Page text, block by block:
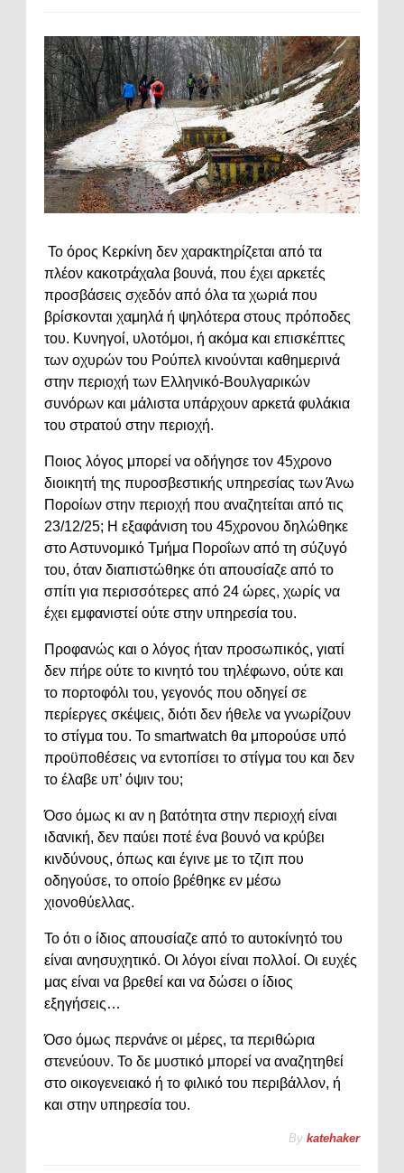
Το όρος Κερκίνη δεν χαρακτηρίζεται από τα
πλέον κακοτράχαλα βουνά, που έχει αρκετές
προσβάσεις σχεδόν από όλα τα χωριά που
βρίσκονται χαμηλά ή ψηλότερα στους πρόποδες
του. Κυνηγοί, υλοτόμοι, ή ακόμα και επισκέπτες
των οχυρών του Ρούπελ κινούνται καθημερινά
στην περιοχή των Ελληνικό-Βουλγαρικών
συνόρων και μάλιστα υπάρχουν αρκετά φυλάκια
του στρατού στην περιοχή.
Ποιος λόγος μπορεί να οδήγησε τον 45χρονο
διοικητή της πυροσβεστικής υπηρεσίας των Άνω
Ποροίων στην περιοχή που αναζητείται από τις
23/12/25; Η εξαφάνιση του 45χρονου δηλώθηκε
στο Αστυνομικό Τμήμα Ποροΐων από τη σύζυγό
του, όταν διαπιστώθηκε ότι απουσίαζε από το
σπίτι για περισσότερες από 24 ώρες, χωρίς να
έχει εμφανιστεί ούτε στην υπηρεσία του.
Προφανώς και ο λόγος ήταν προσωπικός, γιατί
δεν πήρε ούτε το κινητό του τηλέφωνο, ούτε και
το πορτοφόλι του, γεγονός που οδηγεί σε
περίεργες σκέψεις, διότι δεν ήθελε να γνωρίζουν
το στίγμα του. Το smartwatch θα μπορούσε υπό
προϋποθέσεις να εντοπίσει το στίγμα του και δεν
το έλαβε υπ’ όψιν του;
Όσο όμως κι αν η βατότητα στην περιοχή είναι
ιδανική, δεν παύει ποτέ ένα βουνό να κρύβει
κινδύνους, όπως και έγινε με το τζιπ που
οδηγούσε, το οποίο βρέθηκε εν μέσω
χιονοθύελλας.
Το ότι ο ίδιος απουσίαζε από το αυτοκίνητό του
είναι ανησυχητικό. Οι λόγοι είναι πολλοί. Οι ευχές
μας είναι να βρεθεί και να δώσει ο ίδιος
εξηγήσεις…
Όσο όμως περνάνε οι μέρες, τα περιθώρια
στενεύουν. Το δε μυστικό μπορεί να αναζητηθεί
στο οικογενειακό ή το φιλικό του περιβάλλον, ή
και στην υπηρεσία του.
By katehaker